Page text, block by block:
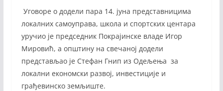
Уговоре о додели пара 14. јуна представницима
локалних самоуправа, школа и спортских центара
уручио је председник Покрајинске владе Игор
Мировић, а општину на свечаној додели
представљао је Стефан Гнип из Одељења за
локални економски развој, инвестиције и
грађевинско земљиште.